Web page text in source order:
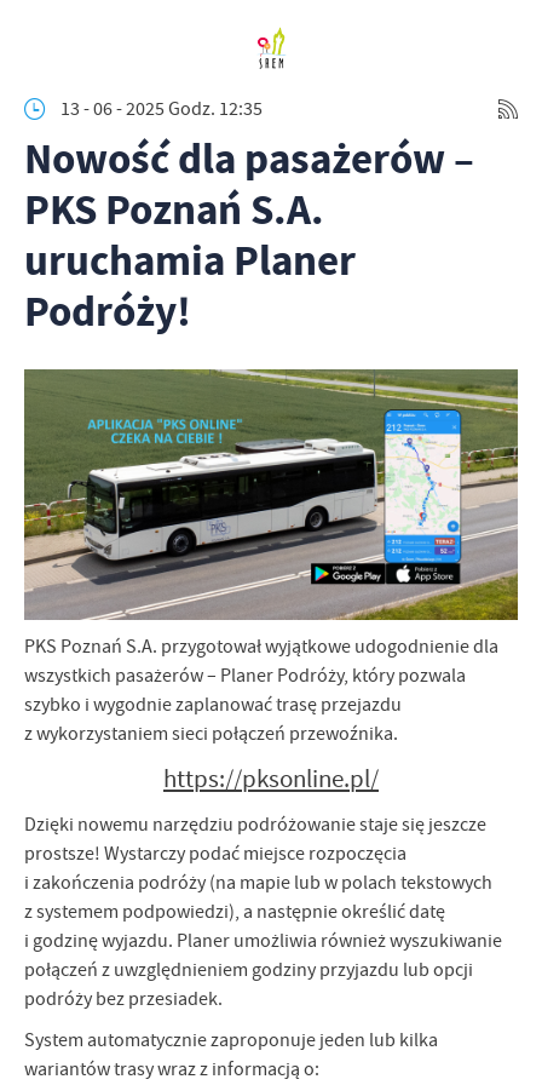
13 - 06 - 2025 Godz. 12:35
Nowość dla pasażerów –
PKS Poznań S.A.
uruchamia Planer
Podróży!
PKS Poznań S.A. przygotował wyjątkowe udogodnienie dla
wszystkich pasażerów – Planer Podróży, który pozwala
szybko i wygodnie zaplanować trasę przejazdu
z wykorzystaniem sieci połączeń przewoźnika.
https://pksonline.pl/
Dzięki nowemu narzędziu podróżowanie staje się jeszcze
prostsze! Wystarczy podać miejsce rozpoczęcia
i zakończenia podróży (na mapie lub w polach tekstowych
z systemem podpowiedzi), a następnie określić datę
i godzinę wyjazdu. Planer umożliwia również wyszukiwanie
połączeń z uwzględnieniem godziny przyjazdu lub opcji
podróży bez przesiadek.
System automatycznie zaproponuje jeden lub kilka
wariantów trasy wraz z informacją o: